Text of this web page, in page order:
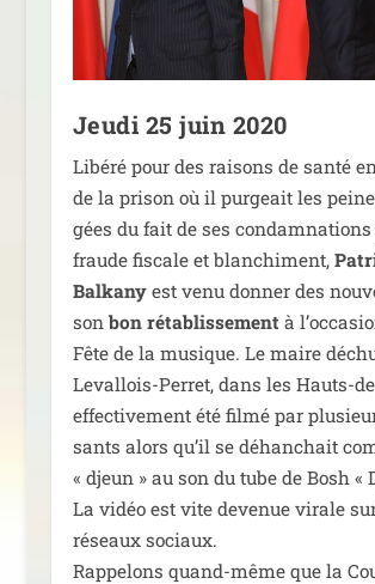
Jeudi 25 juin 2020
Libéré pour des rai­sons de san­té
de la pri­son où il pur­geait les
gées du fait de ses condam­na­tions
fraude fis­cale et blan­chi­ment,
Balkanyest venu don­ner des
son bon réta­blis­se­ment à
Fête de la musique. Le maire
Levallois-Perret, dans les Hauts-
effec­ti­ve­ment été fil­mé par
sants alors qu’il se déhan­chait
« djeun » au son du tube de Bosh «
La vidéo est vite deve­nue virale
réseaux sociaux.
Rappelons quand-même que la